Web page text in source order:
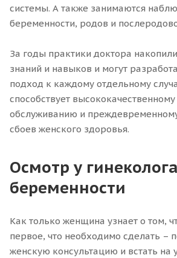
системы. А также занимаются
беременности, родов и
За годы практики доктора
знаний и навыков и могут
подход к каждому отдельному
способствует
обслуживанию и
сбоев женского здоровья.
Осмотр у
беременности
Как только женщина узнает о том,
первое, что необходимо сделать –
женскую консультацию и встать на